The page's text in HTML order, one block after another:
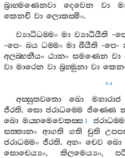
බ්‍රාහ‍්මණෙනවා
දෙවෙන වා
කෙනචි වා ලොකස‍්මිං.
ව්‍යාධිධම‍්මං මා ව්‍යාධීයීති -
-පෙ- ඛය ධම‍්මං මා ඛීයීති -පෙ-
අලබ‍්භනීයං ඨානං සමණෙන වා
වා මාරෙන වා බ්‍රහ‍්මුනා වා
94
අස‍්සුතවතො ඛො මහාරාජ
ජීරති. සො ජරාධම‍්මෙ ජිණ‍්ණෙ
ඛො මය‍්හමෙවෙකස‍්ස 1
සත‍්තානං ආගති ගති චුති
ජරාධම‍්මං ජීරති. අහං චෙව ඛො
සොචෙය්‍යං, කිලමෙය්‍යං,